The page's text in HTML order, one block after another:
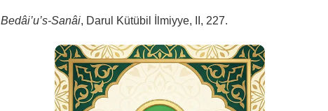
Bedâi’u’s-Sanâi, Darul Kütübil İlmiyye, II, 227.